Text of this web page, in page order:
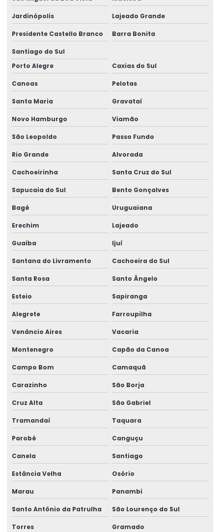
Empresa que faz análise de água
Empresa que faz análise de solo
Empresas de análise de qualidade do ar
Empresas que fazem análise de água
Ensaio de análise química
Laboratório de análise
Laboratório de análise de água
Laboratório de análise de água e efluentes
Laboratório de análise de água potável
Laboratório de análise de alimento
Laboratório análise ambiental
Laboratório para análise de amostras
Laboratório de análise de carne
Laboratório para análise de contaminação do solo
Laboratório análise leite
Laboratório para análise microbiológica
Laboratório análise qualidade
Laboratório para coleta de swab
Laboratório para ensaios de qualidade
Laboratório especializado em análise de água
Laboratório especializado em análise potabilidade de água
Jardinópolis Lajeado Grande
Presidente Castello Branco Barra Bonita
Santiago do Sul
Porto Alegre
Caxias do Sul
Canoas Pelotas
Santa Maria Gravataí
Novo Hamburgo Viamão
São Leopoldo Passo Fundo
Rio Grande Alvorada
Cachoeirinha Santa Cruz do Sul
Sapucaia do Sul Bento Gonçalves
Bagé Uruguaiana
Erechim Lajeado
Guaíba Ijuí
Santana do Livramento Cachoeira do Sul
Santa Rosa Santo Ângelo
Esteio Sapiranga
Alegrete Farroupilha
Venâncio Aires Vacaria
Montenegro Capão da Canoa
Campo Bom Camaquã
Carazinho São Borja
Cruz Alta São Gabriel
Tramandaí Taquara
Parobé Canguçu
Canela Santiago
Estância Velha Osório
Marau Panambi
Santo Antônio da Patrulha São Lourenço do Sul
Torres Gramado